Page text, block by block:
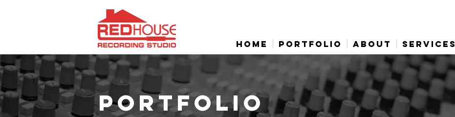
HOME PORTFOLIO ABOUT SERVICES
PORTFOLIO